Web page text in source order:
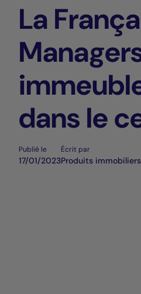
La
dans le
Publié le
17/01/2023
Écrit par
Produits immobiliers